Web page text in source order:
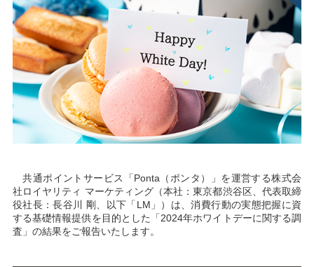
共通ポイントサービス「Ponta（ポンタ）」を運営する株式会
社ロイヤリティ マーケティング（本社：東京都渋谷区、代表取締
役社長：長谷川 剛、以下「LM」）は、消費行動の実態把握に資
する基礎情報提供を目的とした「2024年ホワイトデーに関する調
査」の結果をご報告いたします。